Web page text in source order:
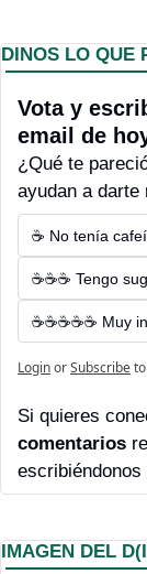
DINOS LO QUE
Vota y
email de
¿Qué te
ayudan a darte
☕ No tenía
☕☕☕ Tengo
☕☕☕☕☕ Muy
LoginorSubscribe
Si quieres
comentarios
escribiéndonos
IMAGEN DEL